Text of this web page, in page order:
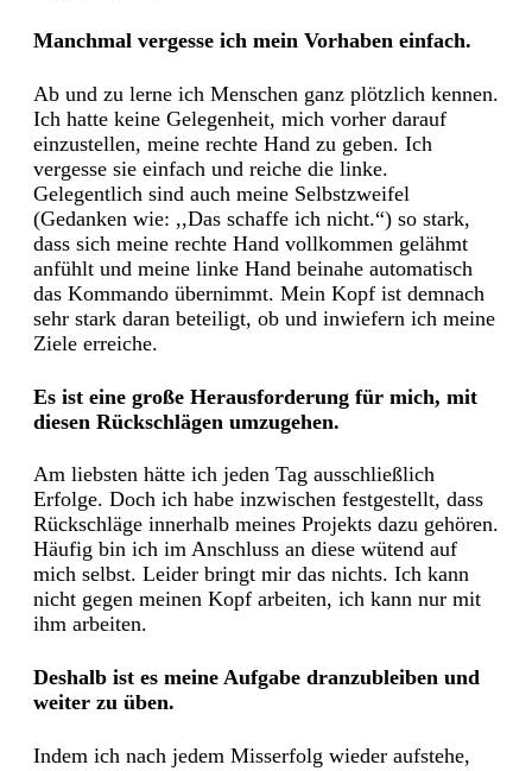
Manchmal vergesse ich mein Vorhaben einfach.
Ab und zu lerne ich Menschen ganz plötzlich kennen.
Ich hatte keine Gelegenheit, mich vorher darauf
einzustellen, meine rechte Hand zu geben. Ich
vergesse sie einfach und reiche die linke.
Gelegentlich sind auch meine Selbstzweifel
(Gedanken wie: ,,Das schaffe ich nicht.“) so stark,
dass sich meine rechte Hand vollkommen gelähmt
anfühlt und meine linke Hand beinahe automatisch
das Kommando übernimmt. Mein Kopf ist demnach
sehr stark daran beteiligt, ob und inwiefern ich meine
Ziele erreiche.
Es ist eine große Herausforderung für mich, mit
diesen Rückschlägen umzugehen.
Am liebsten hätte ich jeden Tag ausschließlich
Erfolge. Doch ich habe inzwischen festgestellt, dass
Rückschläge innerhalb meines Projekts dazu gehören.
Häufig bin ich im Anschluss an diese wütend auf
mich selbst. Leider bringt mir das nichts. Ich kann
nicht gegen meinen Kopf arbeiten, ich kann nur mit
ihm arbeiten.
Deshalb ist es meine Aufgabe dranzubleiben und
weiter zu üben.
Indem ich nach jedem Misserfolg wieder aufstehe,